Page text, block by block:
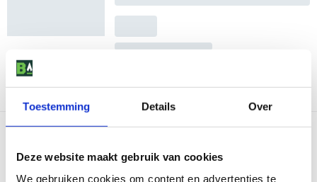
Toestemming Details Over
Deze website maakt gebruik van cookies
We gebruiken cookies om content en advertenties te